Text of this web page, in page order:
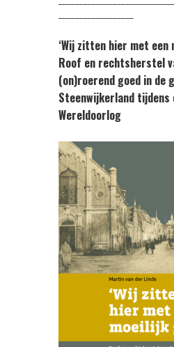
‘Wij zitten hier met een
Roof en rechtsherstel
(on)roerend goed in de
Steenwijkerland tijdens
Wereldoorlog